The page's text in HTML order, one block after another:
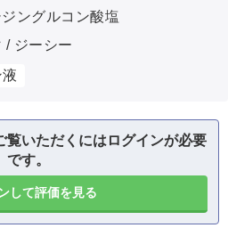
ングルコン酸塩
/ ジーシー
覧いただくにはログインが必要
です。
して評価を見る